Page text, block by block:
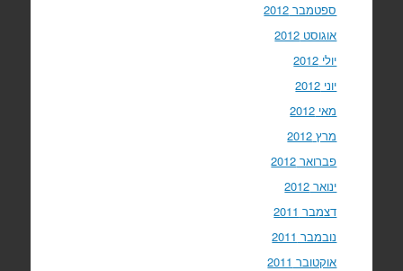
ספטמבר 2012
אוגוסט 2012
יולי 2012
יוני 2012
מאי 2012
מרץ 2012
פברואר 2012
ינואר 2012
דצמבר 2011
נובמבר 2011
אוקטובר 2011